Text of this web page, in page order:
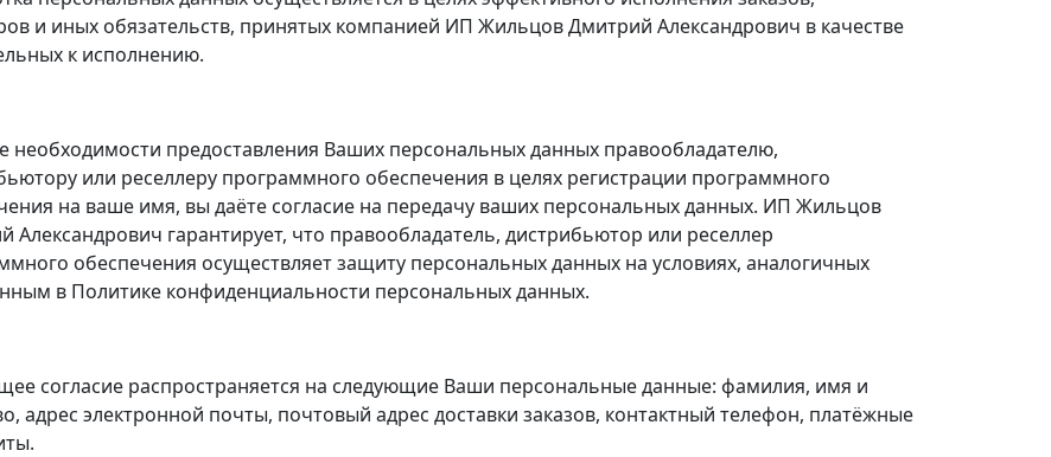
и иных обязательств, принятых компанией ИП Жильцов Дмитрий Александрович в качестве
к исполнению.
необходимости предоставления Ваших персональных данных правообладателю,
или реселлеру программного обеспечения в целях регистрации программного
на ваше имя, вы даёте согласие на передачу ваших персональных данных. ИП Жильцов
Александрович гарантирует, что правообладатель, дистрибьютор или реселлер
обеспечения осуществляет защиту персональных данных на условиях, аналогичных
в Политике конфиденциальности персональных данных.
согласие распространяется на следующие Ваши персональные данные: фамилия, имя и
адрес электронной почты, почтовый адрес доставки заказов, контактный телефон, платёжные